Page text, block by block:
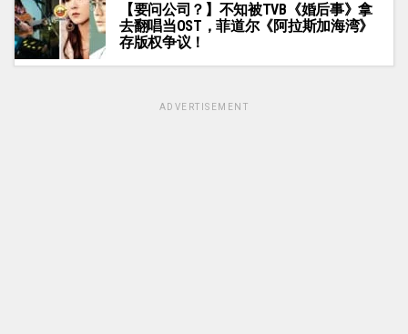
【要问公司？】不知被TVB《婚后事》拿
去翻唱当OST，菲道尔《阿拉斯加海湾》
存版权争议！
ADVERTISEMENT